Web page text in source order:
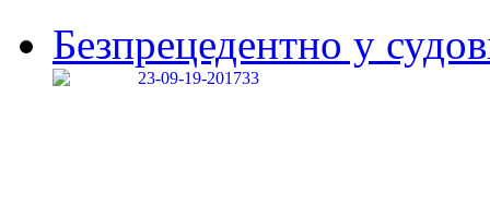
Безпрецедентно у